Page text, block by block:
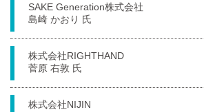
SAKE Generation株式会社
島崎 かおり 氏
株式会社RIGHTHAND
菅原 右敦 氏
株式会社NIJIN